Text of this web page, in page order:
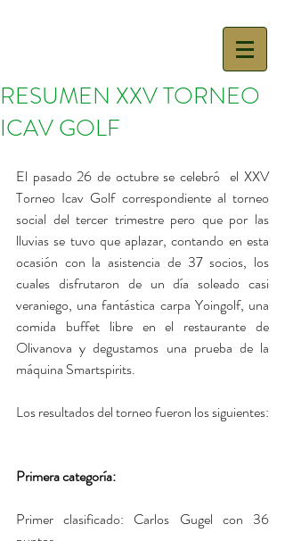
RESUMEN XXV TORNEO
ICAV GOLF
El pasado 26 de octubre se celebró  el XXV
Torneo Icav Golf correspondiente al torneo
social del tercer trimestre pero que por las
lluvias se tuvo que aplazar, contando en esta
ocasión con la asistencia de 37 socios, los
cuales disfrutaron de un día soleado casi
veraniego, una fantástica carpa Yoingolf, una
comida buffet libre en el restaurante de
Olivanova y degustamos una prueba de la
máquina Smartspirits.
Los resultados del torneo fueron los siguientes:
Primera categoría:
Primer clasificado: Carlos Gugel con 36